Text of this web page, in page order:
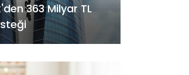
363 Milyar TL